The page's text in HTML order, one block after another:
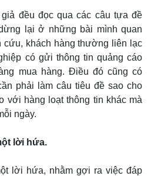
đều đọc qua các câu tựa đề
lại ở những bài mình quan
cứu, khách hàng thường liên lạc
có gửi thông tin quảng cáo
mua hàng. Điều đó cũng có
phải làm câu tiêu đề sao cho
với hàng loạt thông tin khác mà
ngày.
lời hứa.
lời hứa, nhằm gợi ra việc đáp